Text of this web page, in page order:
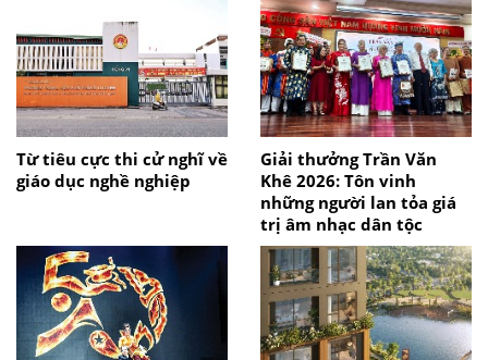
Từ tiêu cực thi cử nghĩ về
giáo dục nghề nghiệp
Giải thưởng Trần Văn
Khê 2026: Tôn vinh
những người lan tỏa giá
trị âm nhạc dân tộc